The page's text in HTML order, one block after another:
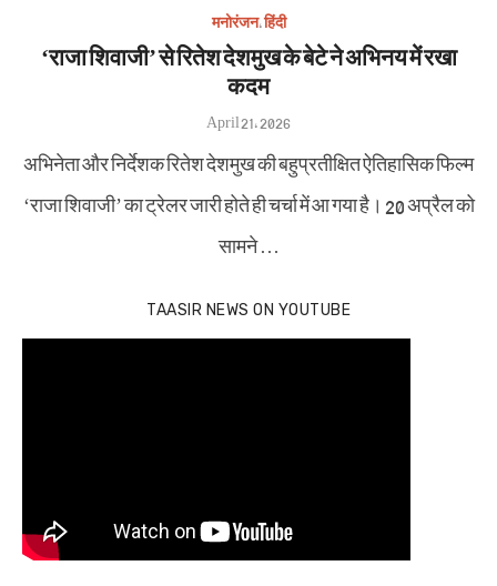
मनोरंजन,हिंदी
‘राजा शिवाजी’ से रितेश देशमुख के बेटे ने अभिनय में रखा
कदम
Posted
on
April 21, 2026
अभिनेता और निर्देशक रितेश देशमुख की बहुप्रतीक्षित ऐतिहासिक फिल्म
‘राजा शिवाजी’ का ट्रेलर जारी होते ही चर्चा में आ गया है। 20 अप्रैल को
सामने …
TAASIR NEWS ON YOUTUBE